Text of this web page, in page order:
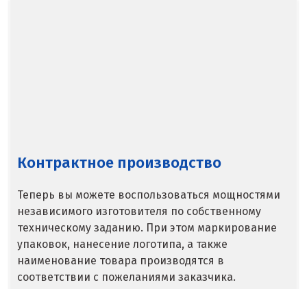
Снежинск
Сочи
Контрактное производство
Теперь вы можете воспользоваться мощностями
независимого изготовителя по собственному
техническому заданию. При этом маркирование
упаковок, нанесение логотипа, а также
наименование товара производятся в
соответствии с пожеланиями заказчика.